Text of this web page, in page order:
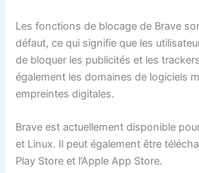
Les fonctions de blocage de Brave
défaut, ce qui signifie que les
de bloquer les publicités et les
également les domaines de logiciels
empreintes digitales.
Brave est actuellement disponible
et Linux. Il peut également être
Play Store et l’Apple App Store.